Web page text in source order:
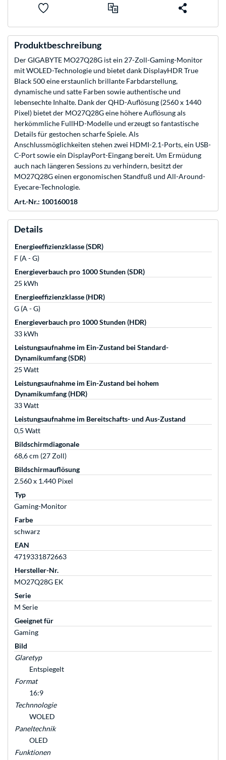
Produktbeschreibung
Der GIGABYTE MO27Q28G ist ein 27-Zoll-Gaming-Monitor
mit WOLED-Technologie und bietet dank DisplayHDR True
Black 500 eine erstaunlich brillante Farbdarstellung,
dynamische und satte Farben sowie authentische und
lebensechte Inhalte. Dank der QHD-Auflösung (2560 x 1440
Pixel) bietet der MO27Q28G eine höhere Auflösung als
herkömmliche FullHD-Modelle und erzeugt so fantastische
Details für gestochen scharfe Spiele. Als
Anschlussmöglichkeiten stehen zwei HDMI-2.1-Ports, ein USB-
C-Port sowie ein DisplayPort-Eingang bereit. Um Ermüdung
auch nach längeren Sessions zu verhindern, besitzt der
MO27Q28G einen ergonomischen Standfuß und All-Around-
Eyecare-Technologie.
Art.-Nr.: 100160018
Details
Energieeffizienzklasse (SDR)
F (A - G)
Energieverbauch pro 1000 Stunden (SDR)
25 kWh
Energieeffizienzklasse (HDR)
G (A - G)
Energieverbauch pro 1000 Stunden (HDR)
33 kWh
Leistungsaufnahme im Ein-Zustand bei Standard-
Dynamikumfang (SDR)
25 Watt
Leistungsaufnahme im Ein-Zustand bei hohem
Dynamikumfang (HDR)
33 Watt
Leistungsaufnahme im Bereitschafts- und Aus-Zustand
0,5 Watt
Bildschirmdiagonale
68,6 cm (27 Zoll)
Bildschirmauflösung
2.560 x 1.440 Pixel
Typ
Gaming-Monitor
Farbe
schwarz
EAN
4719331872663
Hersteller-Nr.
MO27Q28G EK
Serie
M Serie
Geeignet für
Gaming
Bild
Glaretyp
Entspiegelt
Format
16:9
Technnologie
WOLED
Paneltechnik
OLED
Funktionen